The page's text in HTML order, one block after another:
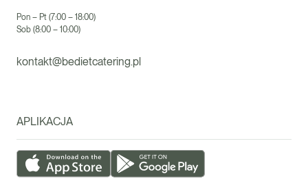
Pon – Pt (7:00 – 18:00)
Sob (8:00 – 10:00)
kontakt@bedietcatering.pl
APLIKACJA